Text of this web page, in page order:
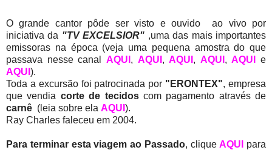
O grande cantor pôde ser visto e ouvido ao vivo por
iniciativa da "TV EXCELSIOR" ,uma das mais importantes
emissoras na época (veja uma pequena amostra do que
passava nesse canal AQUI , AQUI ,AQUI , AQUI ,AQUI
e
AQUI ).
Toda a excursão foi patrocinada por "ERONTEX", empresa
que vendia corte de tecidoscom pagamento através de
carnê (leia sobre ela AQUI ).
Ray Charles faleceu em 2004.
Para terminar esta viagem ao Passado, cliqueAQUI
para